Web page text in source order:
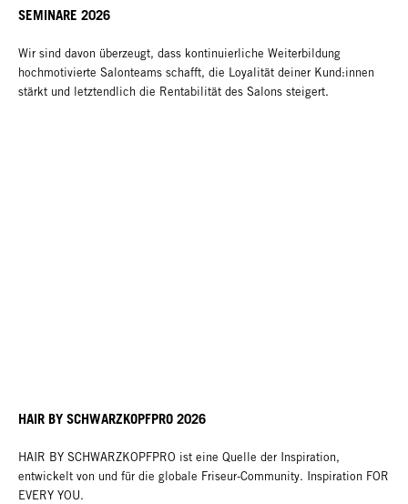
SEMINARE 2026
Wir sind davon überzeugt, dass kontinuierliche Weiterbildung
hochmotivierte Salonteams schafft, die Loyalität deiner Kund:innen
stärkt und letztendlich die Rentabilität des Salons steigert.
HAIR BY SCHWARZKOPFPRO 2026
HAIR BY SCHWARZKOPFPRO ist eine Quelle der Inspiration,
entwickelt von und für die globale Friseur-Community. Inspiration FOR
EVERY YOU.